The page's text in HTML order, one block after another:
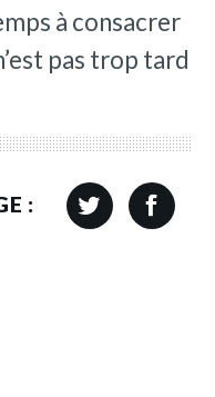
à consacrer
pas trop tard
: